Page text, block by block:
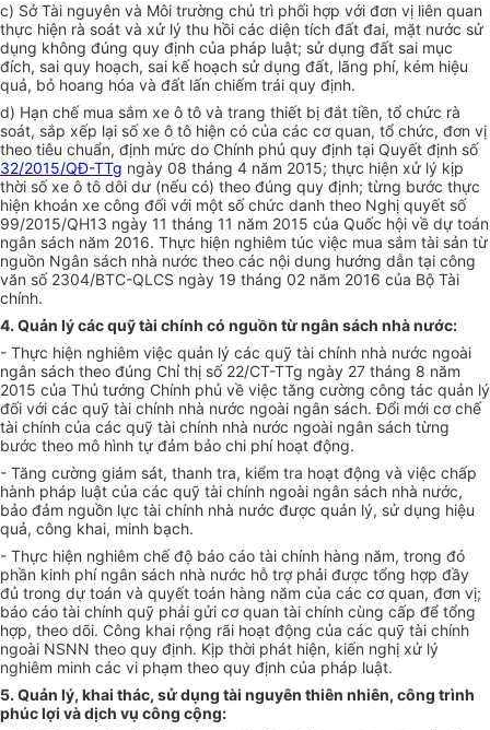
c) Sở Tài nguyên và Môi trường chủ trì phối hợp với đơn vị liên quan
thực hiện rà soát và xử lý thu hồi các diện tích đất đai, mặt nước sử
dụng không đúng quy định của pháp luật; sử dụng đất sai mục
đích, sai quy hoạch, sai kế hoạch sử dụng đất, lãng phí, kém hiệu
quả, bỏ hoang hóa và đất lấn chiếm trái quy định.
d) Hạn chế mua sắm xe ô tô và trang thiết bị đắt tiền, tổ chức rà
soát, sắp xếp lại số xe ô tô hiện có của các cơ quan, tổ chức, đơn vị
theo tiêu chuẩn, định mức do Chính phủ quy định tại Quyết định số
32/2015/QĐ-TTg ngày 08 tháng 4 năm 2015; thực hiện xử lý kịp
thời số xe ô tô dôi dư (nếu có) theo đúng quy định; từng bước thực
hiện khoán xe công đối với một số chức danh theo Nghị quyết số
99/2015/QH13 ngày 11 tháng 11 năm 2015 của Quốc hội về dự toán
ngân sách năm 2016. Thực hiện nghiêm túc việc mua sắm tài sản từ
nguồn Ngân sách nhà nước theo các nội dung hướng dẫn tại công
văn số 2304/BTC-QLCS ngày 19 tháng 02 năm 2016 của Bộ Tài
chính.
4. Quản lý các quỹ tài chính có nguồn từ ngân sách nhà nước:
- Thực hiện nghiêm việc quản lý các quỹ tài chính nhà nước ngoài
ngân sách theo đúng Chỉ thị số 22/CT-TTg ngày 27 tháng 8 năm
2015 của Thủ tướng Chính phủ về việc tăng cường công tác quản lý
đối với các quỹ tài chính nhà nước ngoài ngân sách. Đổi mới cơ chế
tài chính của các quỹ tài chính nhà nước ngoài ngân sách từng
bước theo mô hình tự đảm bảo chi phí hoạt động.
- Tăng cường giám sát, thanh tra, kiểm tra hoạt động và việc chấp
hành pháp luật của các quỹ tài chính ngoài ngân sách nhà nước,
bảo đảm nguồn lực tài chính nhà nước được quản lý, sử dụng hiệu
quả, công khai, minh bạch.
- Thực hiện nghiêm chế độ báo cáo tài chính hàng năm, trong đó
phần kinh phí ngân sách nhà nước hỗ trợ phải được tổng hợp đầy
đủ trong dự toán và quyết toán hàng năm của các cơ quan, đơn vị;
báo cáo tài chính quỹ phải gửi cơ quan tài chính cùng cấp để tổng
hợp, theo dõi. Công khai rộng rãi hoạt động của các quỹ tài chính
ngoài NSNN theo quy định. Kịp thời phát hiện, kiến nghị xử lý
nghiêm minh các vi phạm theo quy định của pháp luật.
5. Quản lý, khai thác, sử dụng tài nguyên thiên nhiên, công trình
phúc lợi và dịch vụ công cộng: